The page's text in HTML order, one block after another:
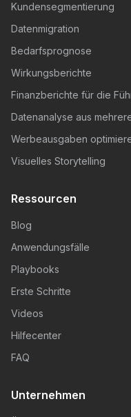
Kundensegmentierung
Datenmigration
Bedarfsprognose
Wirkungsberichte
Finanzberichte für die
Datenanalyse aus
Werbeausgaben
Visuelles Storytelling
Ressourcen
Blog
Anwendungsfälle
Playbooks
Erste Schritte
Videos
Hilfecenter
FAQ
Unternehmen